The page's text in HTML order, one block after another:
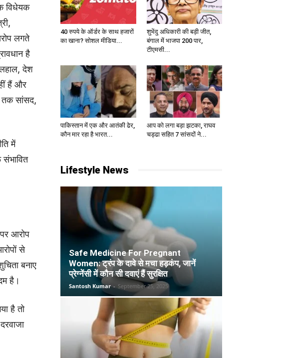
विधेयक
लगते
है
देश
हैं और
तक सांसद,
में
आरोप
से
बनाए
है।
है तो
40 रुपये के ऑर्डर के साथ हजारों
का खाना? सोशल मीडिया...
शुभेंदु अधिकारी की बड़ी जीत,
बंगाल में भाजपा 200 पार,
टीएमसी...
पाकिस्तान में एक और आतंकी ढेर,
कौन मार रहा है भारत...
आप को लगा बड़ा झटका, राघव
चड्ढा सहित 7 सांसदों ने...
Lifestyle News
Safe Medicine For Pregnant
Women: ट्रंप के दावे से मचा हड़कंप, जानें
प्रेग्नेंसी में कौन सी दवाएं हैं सुरक्षित
Santosh Kumar - September 25, 2025